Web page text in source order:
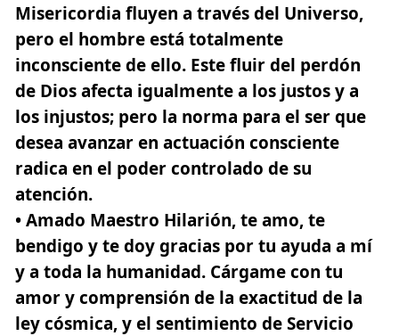
Misericordia fluyen a través del Universo,
pero el hombre está totalmente
inconsciente de ello. Este fluir del perdón
de Dios afecta igualmente a los justos y a
los injustos; pero la norma para el ser que
desea avanzar en actuación consciente
radica en el poder controlado de su
atención.
• Amado Maestro Hilarión, te amo, te
bendigo y te doy gracias por tu ayuda a mí
y a toda la humanidad. Cárgame con tu
amor y comprensión de la exactitud de la
ley cósmica, y el sentimiento de Servicio